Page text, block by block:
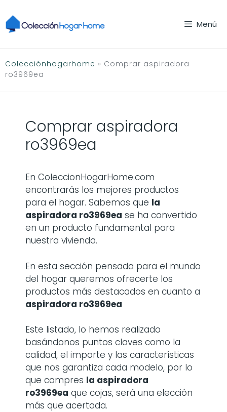
al
contenido
Menú
Colecciónhogarhome » Comprar aspiradora
ro3969ea
Comprar aspiradora
ro3969ea
En ColeccionHogarHome.com
encontrarás los mejores productos
para el hogar. Sabemos que la
aspiradora ro3969ea se ha convertido
en un producto fundamental para
nuestra vivienda.
En esta sección pensada para el mundo
del hogar queremos ofrecerte los
productos más destacados en cuanto a
aspiradora ro3969ea
Este listado, lo hemos realizado
basándonos puntos claves como la
calidad, el importe y las características
que nos garantiza cada modelo, por lo
que compres la aspiradora
ro3969ea que cojas, será una elección
más que acertada.